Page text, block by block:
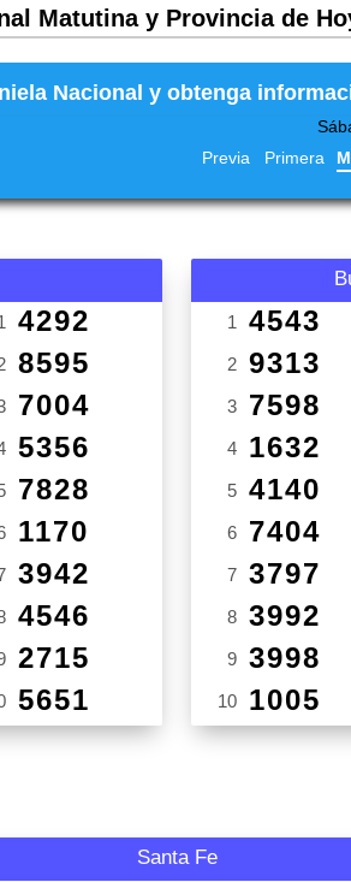
Matutina y Provincia de
Nacional y obtenga
Previa
Primera
4292
8595
7004
5356
7828
1170
3942
4546
2715
5651
1 4543
2 9313
3 7598
4 1632
5 4140
6 7404
7 3797
8 3992
9 3998
10 1005
Santa Fe